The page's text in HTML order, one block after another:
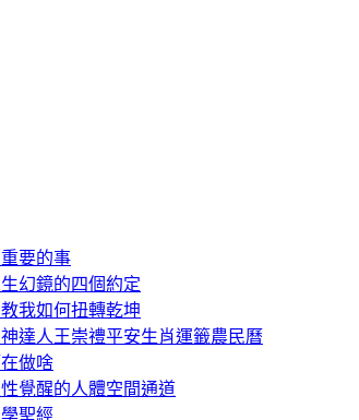
要的事
幻鏡的四個約定
我如何扭轉乾坤
神達人王崇禮平安生肖運籤農民曆
做啥
覺醒的人體空間通道
聖經